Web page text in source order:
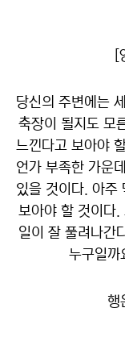
당신의 주변에는
축장이 될지도 모
느낀다고 보아야
언가 부족한 가운
있을 것이다. 아주
보아야 할 것이다.
일이 잘 풀려나간
누구일까
행